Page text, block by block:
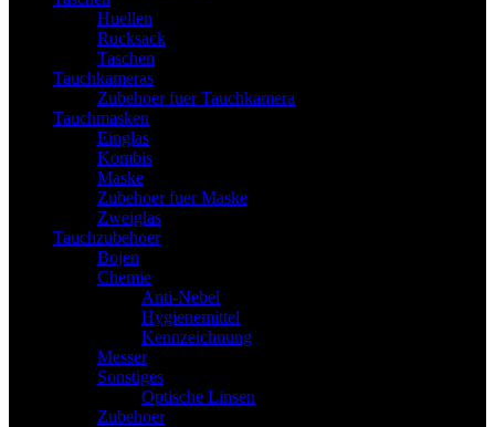
Huellen
Rucksack
Taschen
Tauchkameras
Zubehoer fuer Tauchkamera
Tauchmasken
Einglas
Kombis
Maske
Zubehoer fuer Maske
Zweiglas
Tauchzubehoer
Bojen
Chemie
Anti-Nebel
Hygienemittel
Kennzeichnung
Messer
Sonstiges
Optische Linsen
Zubehoer